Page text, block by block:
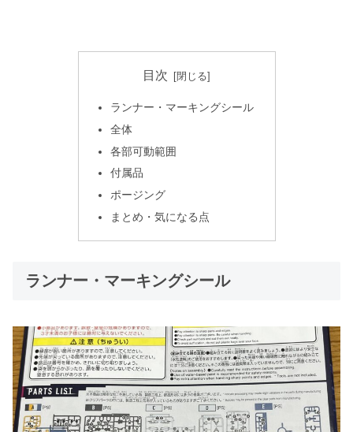
目次
ランナー・マーキングシール
全体
各部可動範囲
付属品
ポージング
まとめ・気になる点
ランナー・マーキングシール